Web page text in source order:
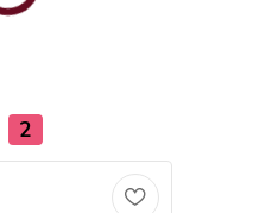
2